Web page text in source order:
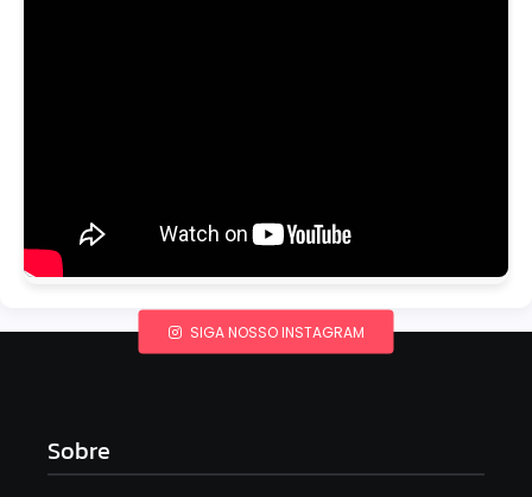
SIGA NOSSO INSTAGRAM
Sobre